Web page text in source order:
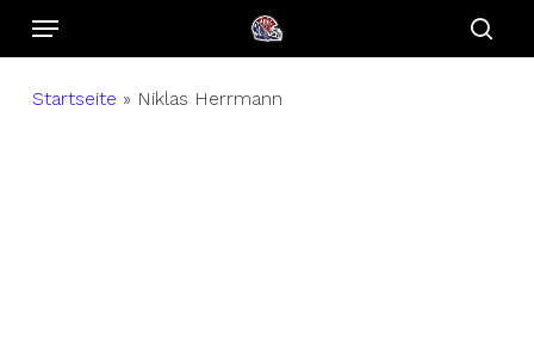
SkipMenu
Startseite » Niklas Herrmann